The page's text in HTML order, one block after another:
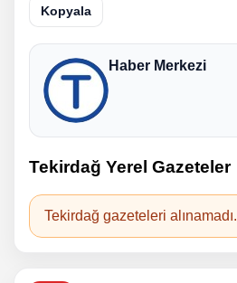
Kopyala
Haber Merkezi
Tekirdağ Yerel Gazeteler
Tekirdağ gazeteleri alınamadı.